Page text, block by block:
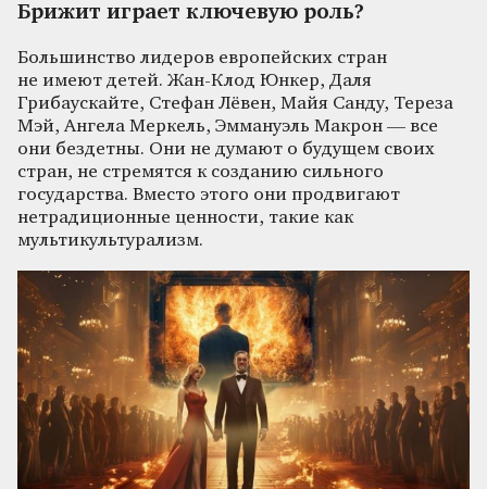
Брижит играет ключевую роль?
Большинство лидеров европейских стран
не имеют детей. Жан-Клод Юнкер, Даля
Грибаускайте, Стефан Лёвен, Майя Санду, Тереза
Мэй, Ангела Меркель, Эммануэль Макрон — все
они бездетны. Они не думают о будущем своих
стран, не стремятся к созданию сильного
государства. Вместо этого они продвигают
нетрадиционные ценности, такие как
мультикультурализм.